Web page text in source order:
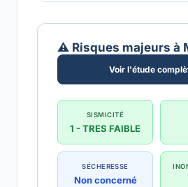
⚠️ Risques majeurs à
Voir l'étude
SISMICITÉ
1 - TRES FAIBLE
SÉCHERESSE
Non concerné